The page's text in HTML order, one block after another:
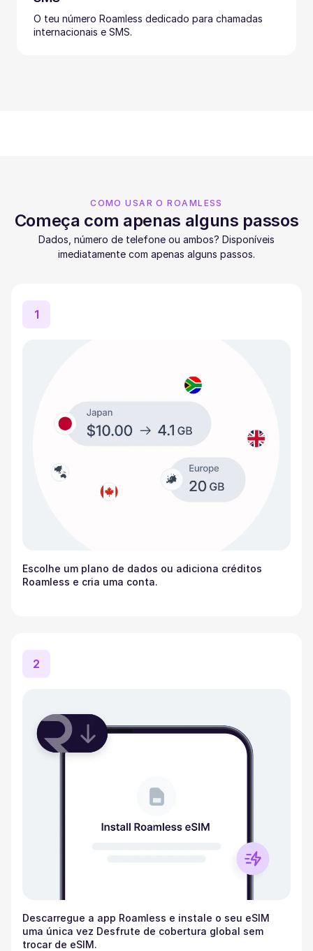
O teu número Roamless dedicado para chamadas
internacionais e SMS.
COMO USAR O ROAMLESS
Começa com apenas alguns passos
Dados, número de telefone ou ambos? Disponíveis
imediatamente com apenas alguns passos.
1
Escolhe um plano de dados ou adiciona créditos
Roamless e cria uma conta.
2
Descarregue a app Roamless e instale o seu eSIM
uma única vez Desfrute de cobertura global sem
trocar de eSIM.